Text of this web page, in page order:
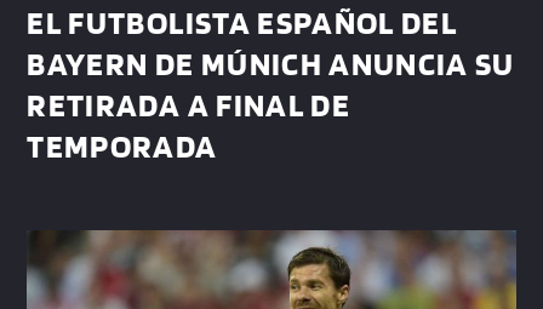
EL FUTBOLISTA ESPAÑOL DEL
BAYERN DE MÚNICH ANUNCIA SU
RETIRADA A FINAL DE
TEMPORADA